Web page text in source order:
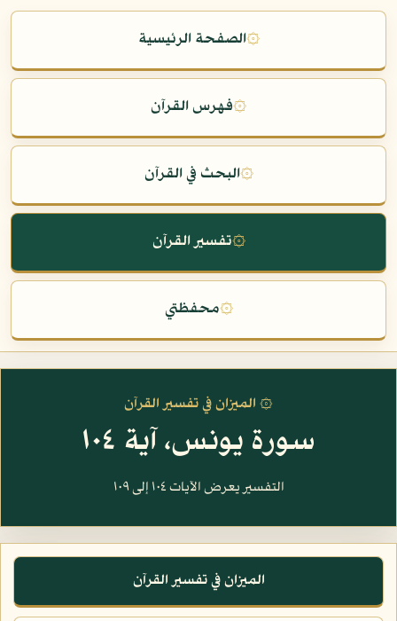
۞الصفحة الرئيسية
۞فهرس القرآن
۞البحث في القرآن
۞تفسير القرآن
۞محفظتي
۞ الميزان في تفسير القرآن
سورة يونس، آية ١٠٤
التفسير يعرض الآيات ١٠٤ إلى ١٠٩
الميزان في تفسير القرآن